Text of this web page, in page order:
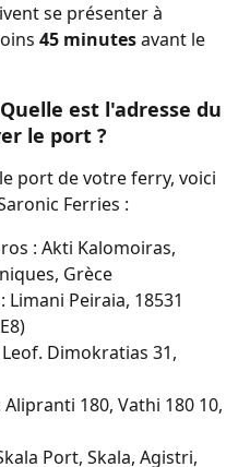
se présenter à
45 minutes avant le
est l'adresse du
le port ?
port de votre ferry, voici
Ferries :
: Akti Kalomoiras,
Grèce
Peiraia, 18531
Dimokratias 31,
180, Vathi 180 10,
Port, Skala, Agistri,